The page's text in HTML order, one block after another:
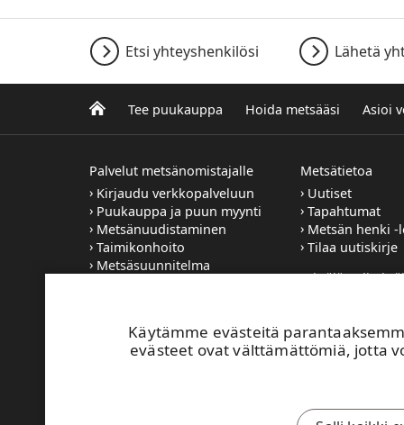
Käytämme evästeitä
evästeet ovat välttämättömiä, jotta
Etsi yhteyshenkilösi Lähetä
Tee puukauppa Hoida metsääsi Asioi
Palvelut metsänomistajalle
Kirjaudu verkkopalveluun
Puukauppa ja puun myynti
Metsänuudistaminen
Taimikonhoito
Metsäsuunnitelma
Metsätietoa
Uutiset
Tapahtumat
Metsän henki -
Tilaa uutiskirje
Yrittäjät,
UPM:n